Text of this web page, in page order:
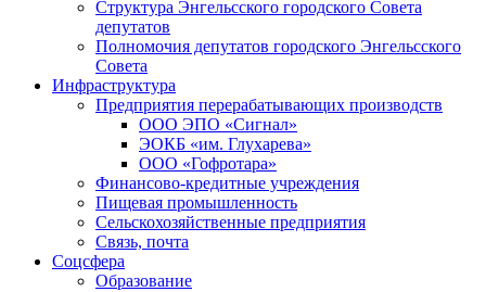
Структура Энгельсского городского Совета
депутатов
Полномочия депутатов городского Энгельсского
Совета
Инфраструктура
Предприятия перерабатывающих производств
ООО ЭПО «Сигнал»
ЭОКБ «им. Глухарева»
ООО «Гофротара»
Финансово-кредитные учреждения
Пищевая промышленность
Сельскохозяйственные предприятия
Связь, почта
Соцсфера
Образование